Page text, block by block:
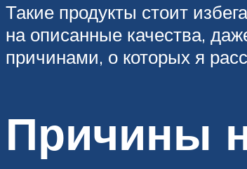
Такие продукты стоит
на описанные качества,
причинами, о которых я
Причины